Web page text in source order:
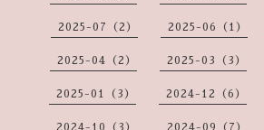
2025-07（2） 2025-06（1）
2025-04（2） 2025-03（3）
2025-01（3） 2024-12（6）
2024-10（3） 2024-09（7）